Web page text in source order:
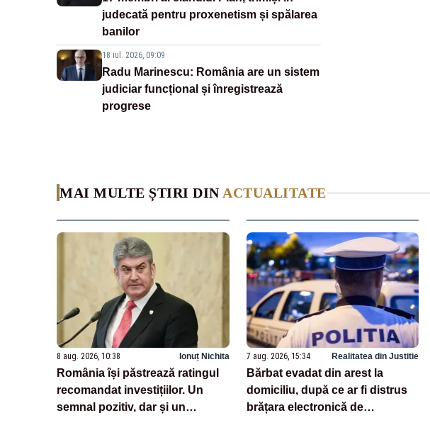
judecată pentru proxenetism și spălarea
banilor
18 iul. 2026, 09:09
Radu Marinescu: România are un sistem
judiciar funcțional și înregistrează
progrese
MAI MULTE ȘTIRI DIN ACTUALITATE
8 aug. 2026, 10:38 Ionuț Nichita
România își păstrează ratingul
recomandat investițiilor. Un
semnal pozitiv, dar și un
7 aug. 2026, 15:34 Realitatea din Justitie
Bărbat evadat din arest la
domiciliu, după ce ar fi distrus
brățara electronică de